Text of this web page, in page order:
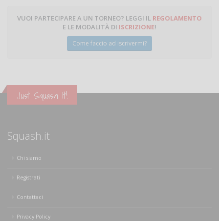
VUOI PARTECIPARE A UN TORNEO? LEGGI IL REGOLAMENTO
E LE MODALITÀ DI ISCRIZIONE!
Come faccio ad iscrivermi?
Just Squash It!
Squash.it
Chi siamo
Registrati
Contattaci
Privacy Policy